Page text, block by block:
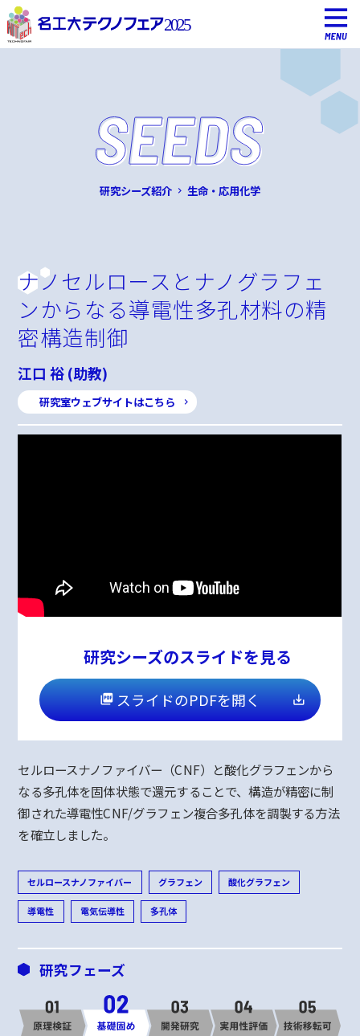
研究シーズ紹介 生命・応用化学
ナノセルロースとナノグラフェ
ンからなる導電性多孔材料の精
密構造制御
江口 裕 (助教)
研究室ウェブサイトはこちら
研究シーズのスライドを見る
スライドのPDFを開く
セルロースナノファイバー（CNF）と酸化グラフェンから
なる多孔体を固体状態で還元することで、構造が精密に制
御された導電性CNF/グラフェン複合多孔体を調製する方法
を確立しました。
セルロースナノファイバー グラフェン 酸化グラフェン
導電性 電気伝導性 多孔体
研究フェーズ